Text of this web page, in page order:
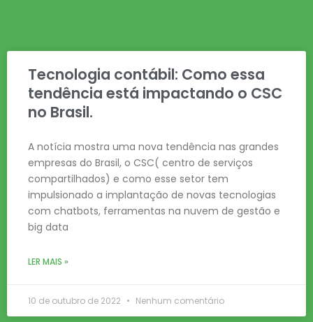
Tecnologia contábil: Como essa
tendência está impactando o CSC
no Brasil.
A notícia mostra uma nova tendência nas grandes
empresas do Brasil, o CSC( centro de serviços
compartilhados) e como esse setor tem
impulsionado a implantação de novas tecnologias
com chatbots, ferramentas na nuvem de gestão e
big data
LER MAIS »
10 de outubro de 2022 Nenhum comentário